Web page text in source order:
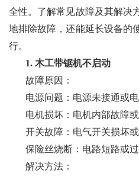
全性。了解常见故障及其解决
地排除故障，还能延长设备的
行。
1. 木工带锯机不启动
故障原因：
电源问题：电源未接通或电
电机损坏：电机内部故障或
开关故障：电气开关损坏或
保险丝烧断：电路短路或
解决方法：